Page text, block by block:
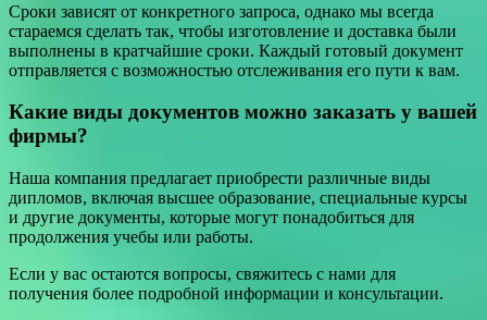
Сроки зависят от конкретного запроса, однако мы всегда
стараемся сделать так, чтобы изготовление и доставка были
выполнены в кратчайшие сроки. Каждый готовый документ
отправляется с возможностью отслеживания его пути к вам.
Какие виды документов можно заказать у вашей
фирмы?
Наша компания предлагает приобрести различные виды
дипломов, включая высшее образование, специальные курсы
и другие документы, которые могут понадобиться для
продолжения учебы или работы.
Если у вас остаются вопросы, свяжитесь с нами для
получения более подробной информации и консультации.